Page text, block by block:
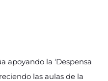
apoyando la ‘Despensa
las aulas de la